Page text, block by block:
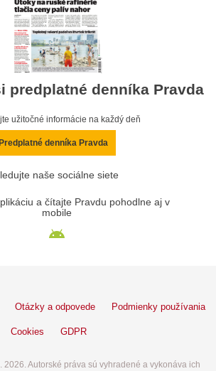
predplatné denníka Pravda
užitočné informácie na každý deň
Predplatné denníka Pravda
naše sociálne siete
a čítajte Pravdu pohodlne aj v
mobile
Otázky a odpovede Podmienky používania
Cookies GDPR
2026. Autorské práva sú vyhradené a vykonáva ich